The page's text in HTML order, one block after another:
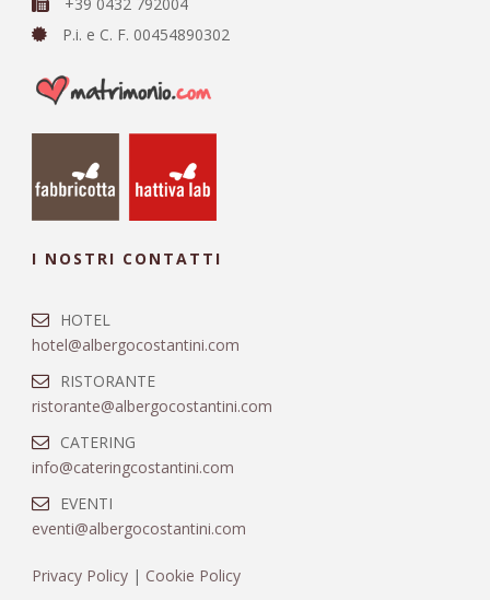
P.i. e C. F. 00454890302
I NOSTRI CONTATTI
HOTEL
hotel@albergocostantini.com
RISTORANTE
ristorante@albergocostantini.com
CATERING
info@cateringcostantini.com
EVENTI
eventi@albergocostantini.com
Privacy Policy | Cookie Policy